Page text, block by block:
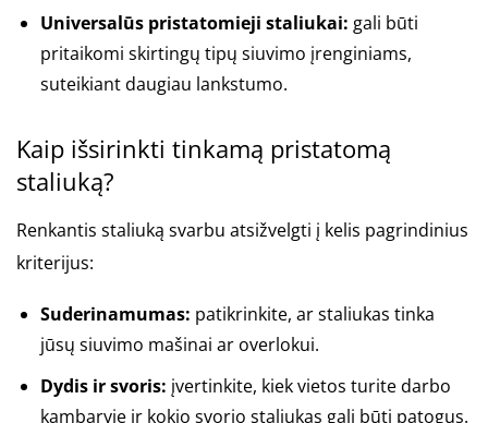
Universalūs pristatomieji staliukai: gali būti
pritaikomi skirtingų tipų siuvimo įrenginiams,
suteikiant daugiau lankstumo.
Kaip išsirinkti tinkamą pristatomą
staliuką?
Renkantis staliuką svarbu atsižvelgti į kelis pagrindinius
kriterijus:
Suderinamumas: patikrinkite, ar staliukas tinka
jūsų siuvimo mašinai ar overlokui.
Dydis ir svoris: įvertinkite, kiek vietos turite darbo
kambaryje ir kokio svorio staliukas gali būti patogus.